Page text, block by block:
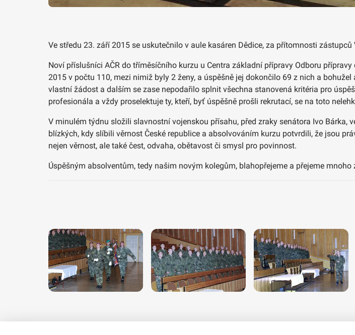
Ve středu 23. září 2015 se uskutečnilo v aule kasáren Dědice, za přítomnosti
Noví příslušníci AČR do tříměsíčního kurzu u Centra základní přípravy Odboru
2015 v počtu 110, mezi nimiž byly 2 ženy, a úspěšně jej dokončilo 69 z nich a
vlastní žádost a dalším se zase nepodařilo splnit všechna stanovená kritéria pro
profesionála a vždy proselektuje ty, kteří, byť úspěšně prošli rekrutací, se na toto
V minulém týdnu složili slavnostní vojenskou přísahu, před zraky senátora Ivo Bárka,
blízkých, kdy slíbili věrnost České republice a absolvováním kurzu potvrdili, že jsou
nejen věrnost, ale také čest, odvaha, obětavost či smysl pro povinnost.
Úspěšným absolventům, tedy našim novým kolegům, blahopřejeme a přejeme